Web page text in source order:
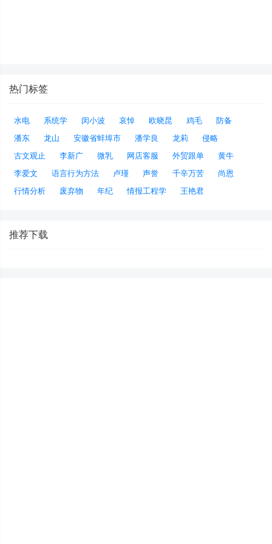
热门标签
水电 系统学 闵小波 哀悼 欧晓昆 鸡毛
防备
潘东
龙山 安徽省蚌埠市 潘学良 龙莉
侵略
古文观止
李新广 微乳 网店客服 外贸跟单
黄牛
李爱文
语言行为方法 卢瑾 声誉 千辛万苦
尚恩
行情分析
废弃物 年纪 情报工程学 王艳君
推荐下载